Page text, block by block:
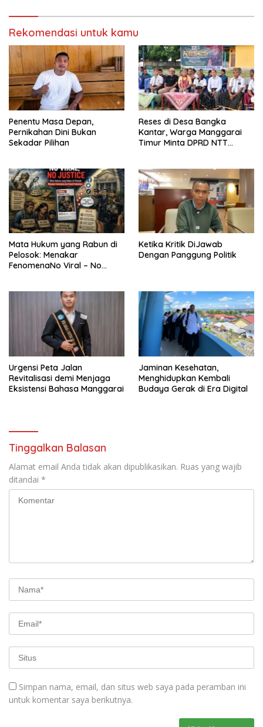
Rekomendasi untuk kamu
Penentu Masa Depan,
Pernikahan Dini Bukan
Sekadar Pilihan
Reses di Desa Bangka
Kantar, Warga Manggarai
Timur Minta DPRD NTT
Bersubsidi Bagi Penunggak
Pajak
Mata Hukum yang Rabun di
Pelosok: Menakar
FenomenaNo Viral – No
Ketika Kritik DiJawab
Dengan Panggung Politik
Urgensi Peta Jalan
Revitalisasi demi Menjaga
Eksistensi Bahasa Manggarai
Jaminan Kesehatan,
Menghidupkan Kembali
Budaya Gerak di Era Digital
Tinggalkan Balasan
Alamat email Anda tidak akan dipublikasikan. Ruas yang wajib
ditandai *
Simpan nama, email, dan situs web saya pada peramban ini
untuk komentar saya berikutnya.